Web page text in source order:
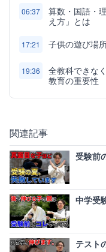
06:37
算数・国語・
え方」とは
17:21 子供の遊び場
19:36
全教科できな
教育の重要性
関連記事
受験前
中学受
テスト